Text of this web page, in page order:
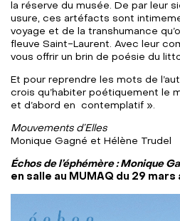
la réserve du musée. De par leur
usure, ces artéfacts sont
voyage et de la transhumance
fleuve Saint-Laurent. Avec leur
vous offrir un brin de poésie du
Et pour reprendre les mots de
crois qu’habiter poétiquement le
et d’abord en contemplatif ».
Mouvements d’Elles
Monique Gagné et Hélène Trudel
Échos de l’éphémère : Monique
en salle au MUMAQ du 29 mars